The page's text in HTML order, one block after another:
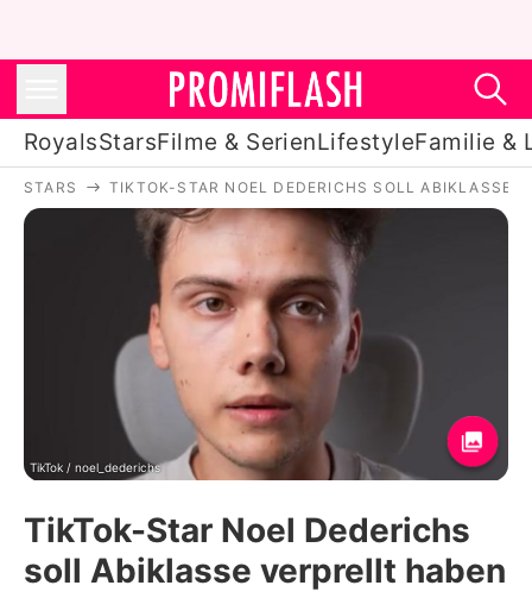
RoyalsStarsFilme & SerienLifestyleFamilie &
Royals
Stars
Filme & Serien
Lifestyle
Familie & Liebe
Promiflash Exklusiv
Alle Themen auf Promiflash
STARS TIKTOK-STAR NOEL DEDERICHS SOLL ABIKLASSE
TikTok / noel_dederichs
TikTok-Star Noel Dederichs
soll Abiklasse verprellt haben